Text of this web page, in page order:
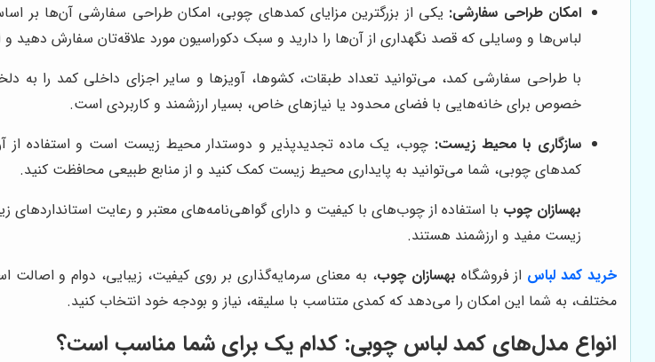
امکان طراحی سفارشی: یکی از بزرگترین مزایای کمدهای چوبی، امکان طراحی سفارشی آن‌ها بر
لباس‌ها و وسایلی که قصد نگهداری از آن‌ها را دارید و سبک دکوراسیون مورد علاقه‌تان سفارش دهید
با طراحی سفارشی کمد، می‌توانید تعداد طبقات، کشوها، آویزها و سایر اجزای داخلی کمد را به
خصوص برای خانه‌هایی با فضای محدود یا نیازهای خاص، بسیار ارزشمند و کاربردی است.
سازگاری با محیط زیست: چوب، یک ماده تجدیدپذیر و دوستدار محیط زیست است و استفاده از
کمدهای چوبی، شما می‌توانید به پایداری محیط زیست کمک کنید و از منابع طبیعی محافظت کنید.
بهسازان چوب با استفاده از چوب‌های با کیفیت و دارای گواهی‌نامه‌های معتبر و رعایت
زیست مفید و ارزشمند هستند.
خرید کمد لباس از فروشگاه بهسازان چوب، به معنای سرمایه‌گذاری بر روی کیفیت، زیبایی، دوام و
مختلف، به شما این امکان را می‌دهد که کمدی متناسب با سلیقه، نیاز و بودجه خود انتخاب کنید.
انواع مدل‌های کمد لباس چوبی: کدام یک برای شما مناسب است؟